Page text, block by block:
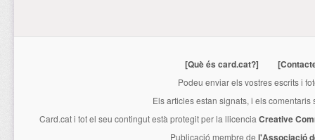
[Què és card.cat?]
Podeu enviar els vostres escrits i
Els articles estan signats, i els
Card.cati tot el seu contingut està protegit per la llicencia Creative
Publicació membre de l'Associació